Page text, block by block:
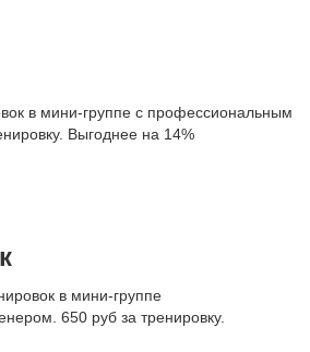
в мини-группе с профессиональным
Выгоднее на 14%
в мини-группе
650 руб за тренировку.